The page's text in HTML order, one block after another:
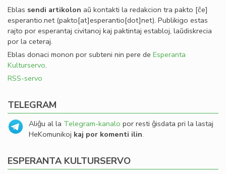
Eblas sendi artikolon aŭ kontakti la redakcion tra pakto [ĉe]
esperantio.net(pakto[at]esperantio[dot]net). Publikigo estas
rajto por esperantaj civitanoj kaj paktintaj establoj, laŭdiskrecia
por la ceteraj.
Eblas donaci monon por subteni nin pere de Esperanta
Kulturservo.
RSS-servo
TELEGRAM
Aliĝu al la Telegram-kanalo por resti ĝisdata pri la lastaj
HeKomunikoj kaj por komenti ilin.
ESPERANTA KULTURSERVO